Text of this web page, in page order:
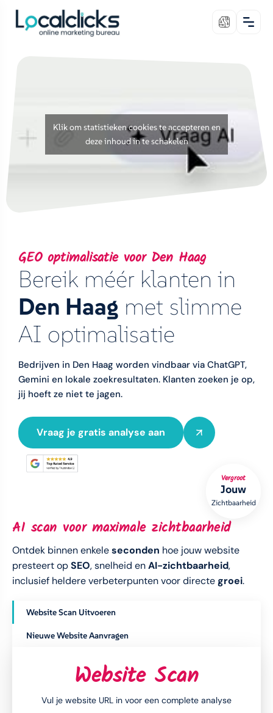
GEO optimalisatie voor Den Haag
Bereik méér klanten in
Den Haag met slimme
AI optimalisatie
Bedrijven in Den Haag worden vindbaar via ChatGPT,
Gemini en lokale zoekresultaten. Klanten zoeken je op,
jij hoeft ze niet te jagen.
Vraag je gratis analyse aan
Klik om statistieken cookies te accepteren en
deze inhoud in te schakelen
Vergroot
Jouw
Zichtbaarheid
AI scan voor maximale zichtbaarheid
Ontdek binnen enkeleseconden hoe jouw website
presteert opSEO, snelheid enAI-zichtbaarheid,
inclusief heldere verbeterpunten voor directegroei.
Website Scan Uitvoeren
Nieuwe Website Aanvragen
Website Scan
Vul je website URL in voor een complete analyse